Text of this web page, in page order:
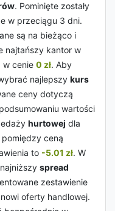
. Pominięte zostały
w przeciągu 3 dni.
są na bieżąco i
najtańszy kantor w
w cenie 0 zł. Aby
najlepszy kurs
ceny dotyczą
wartości
hurtowej dla
ceną
to -5.01 zł. W
spread
zestawienie
oferty handlowej.